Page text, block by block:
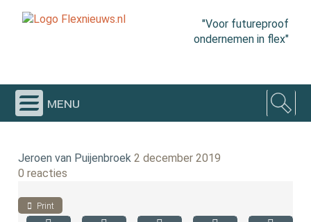
"Voor futureproof
ondernemen in flex"
menu
Jeroen van Puijenbroek 2 december 2019
0 reacties
Print